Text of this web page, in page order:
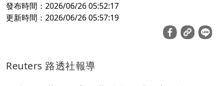
發布時間：2026/06/26 05:52:17
更新時間：2026/06/26 05:57:19
Reuters 路透社報導